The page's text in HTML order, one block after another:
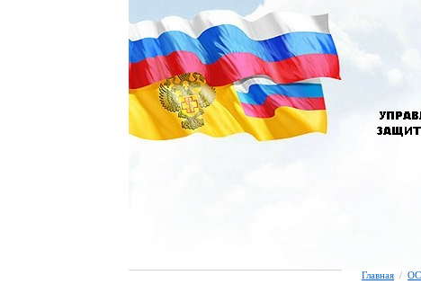
Главная /